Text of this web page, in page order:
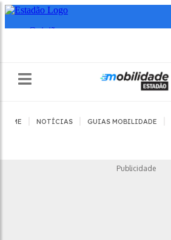
HOME NOTÍCIAS GUIAS MOBILIDADE
Publicidade